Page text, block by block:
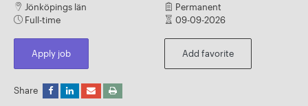
Jönköpings län
Permanent
Full-time
09-09-2026
Apply job Add favorite
Share